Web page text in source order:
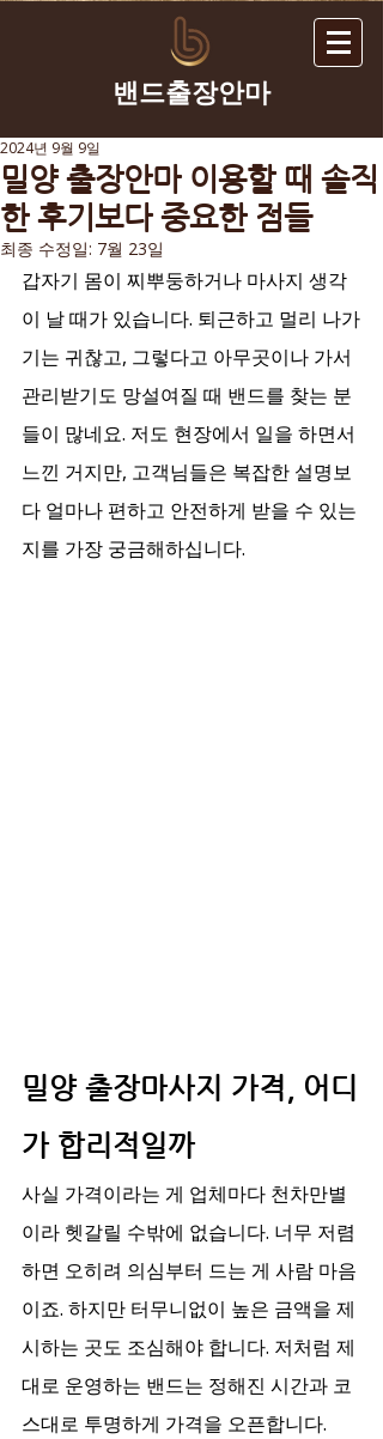
​밴드출장안마
밀양 출장안마 이용할 때 솔직
한 후기보다 중요한 점들
2024년 9월 9일
최종 수정일: 7월 23일
갑자기 몸이 찌뿌둥하거나 마사지 생각
이 날 때가 있습니다. 퇴근하고 멀리 나가
기는 귀찮고, 그렇다고 아무곳이나 가서
관리받기도 망설여질 때 밴드를 찾는 분
들이 많네요. 저도 현장에서 일을 하면서
느낀 거지만, 고객님들은 복잡한 설명보
다 얼마나 편하고 안전하게 받을 수 있는
지를 가장 궁금해하십니다.
밀양 출장마사지 가격, 어디
가 합리적일까
사실 가격이라는 게 업체마다 천차만별
이라 헷갈릴 수밖에 없습니다. 너무 저렴
하면 오히려 의심부터 드는 게 사람 마음
이죠. 하지만 터무니없이 높은 금액을 제
시하는 곳도 조심해야 합니다. 저처럼 제
대로 운영하는 밴드는 정해진 시간과 코
스대로 투명하게 가격을 오픈합니다.